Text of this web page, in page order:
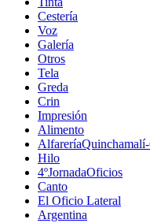
Cestería
Voz
Galería
Otros
Tela
Greda
Crin
Impresión
Alimento
Hilo
4ºJornadaOficios
Canto
El Oficio Lateral
Argentina